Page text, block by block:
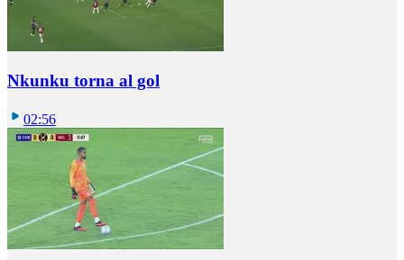
Nkunku torna al gol
02:56